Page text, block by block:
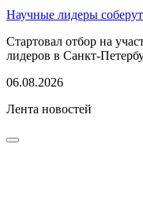
Научные лидеры
Стартовал отбор на
лидеров в Санкт-
06.08.2026
Лента новостей